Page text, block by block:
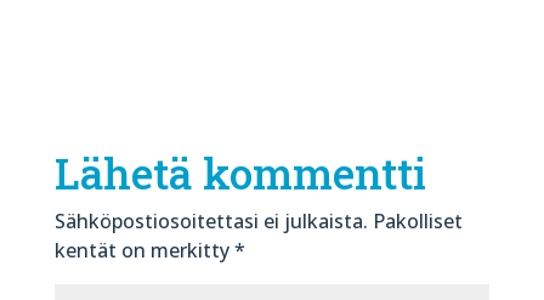
Lähetä kommentti
Sähköpostiosoitettasi ei julkaista. Pakolliset
kentät on merkitty*